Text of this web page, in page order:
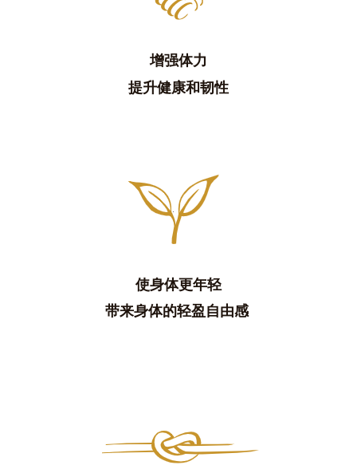
增强体力
提升健康和韧性
使身体更年轻
带来身体的轻盈自由感